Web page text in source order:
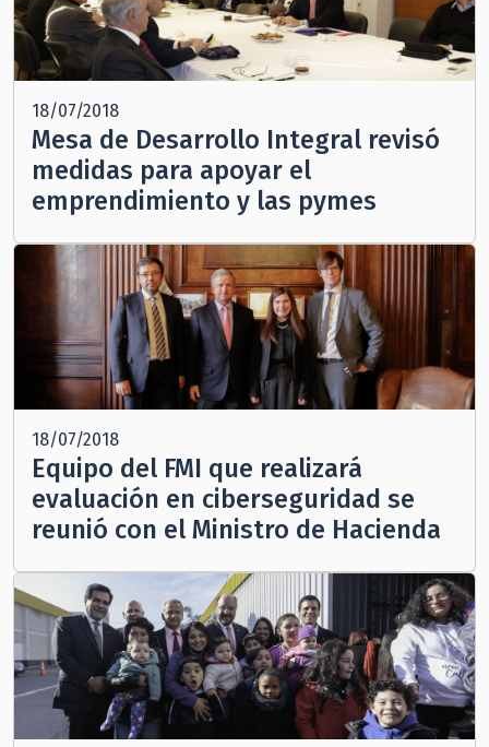
18/07/2018
Mesa de Desarrollo Integral revisó
medidas para apoyar el
emprendimiento y las pymes
18/07/2018
Equipo del FMI que realizará
evaluación en ciberseguridad se
reunió con el Ministro de Hacienda